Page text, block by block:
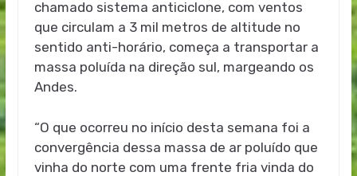
chamado sistema anticiclone, com ventos
que circulam a 3 mil metros de altitude no
sentido anti-horário, começa a transportar a
massa poluída na direção sul, margeando os
Andes.
“O que ocorreu no início desta semana foi a
convergência dessa massa de ar poluído que
vinha do norte com uma frente fria vinda do